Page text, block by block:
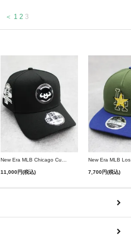
＜ 1 2 3
New Era MLB Chicago Cubs 9Forty A-Frame Snapback Cap - Black
11,000円(税込) 7,700円(税込)